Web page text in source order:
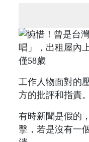
工作人物面對的
方的批評和指責。
有時新聞是假的
擊，若是沒有一